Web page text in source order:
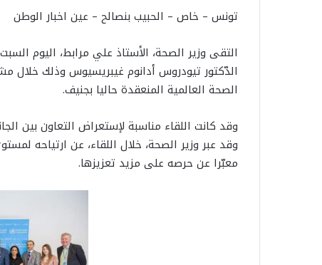
تونس – خاص – الحبيب بنصالح – عين اخبار الوطن
الدّكتور تيودروس أدانوم غيبريسيوس وذلك خلال
الصحة العالمية المنعقدة حاليا بجنيف.
وقد كانت اللقاء مناسبة لإستعراض التعاون بين
وقد عبر وزير الصحة، خلال اللقاء، عن ارتياحه
معبّرا عن حرصه على مزيد تعزيزها.